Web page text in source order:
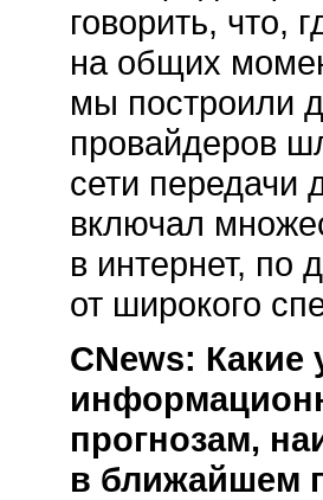
говорить, что,
на общих
мы построили
провайдеров
сети передачи
включал
в интернет, по
от широкого
CNews: Какие
прогнозам,
в ближайшем